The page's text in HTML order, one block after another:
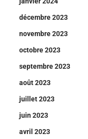
décembre 2023
novembre 2023
octobre 2023
septembre 2023
août 2023
juillet 2023
juin 2023
avril 2023